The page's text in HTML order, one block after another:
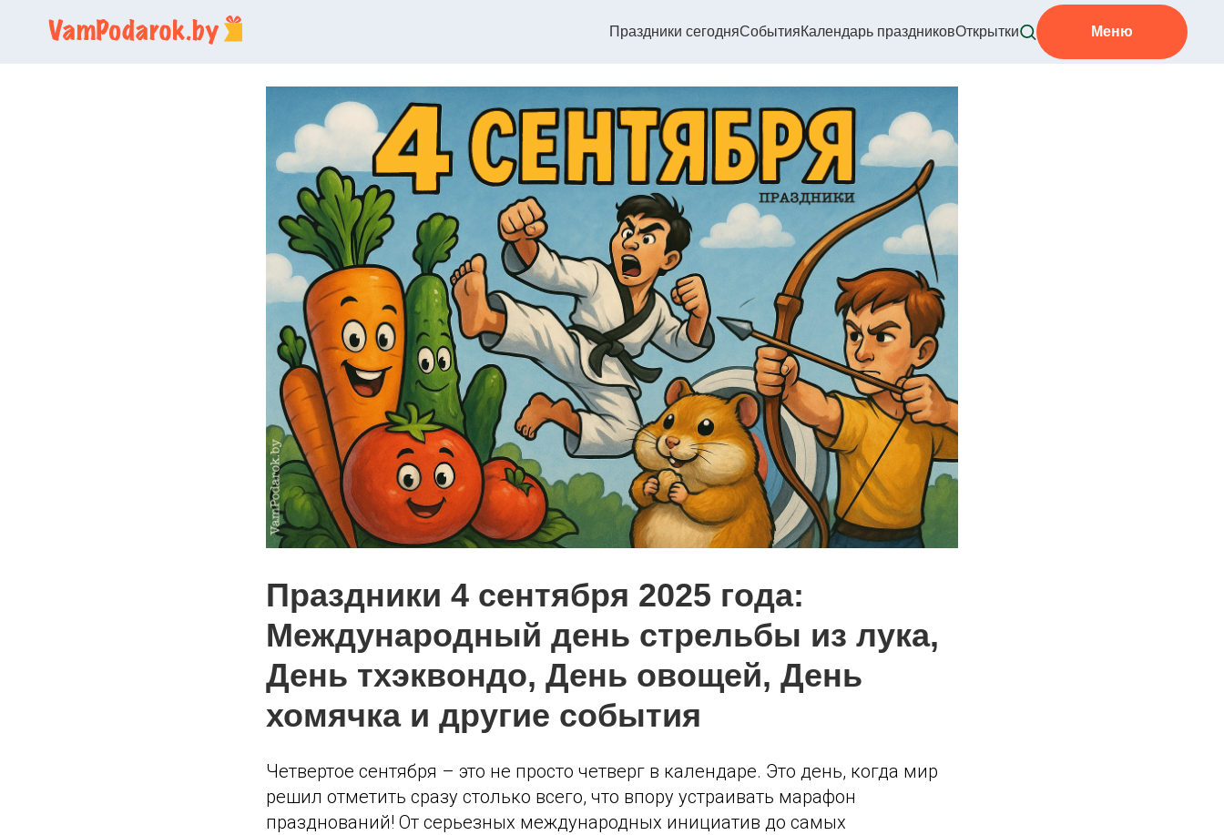
Праздники сегодняСобытияКалендарь праздниковОткрытки Меню
Праздники 4 сентября 2025 года:
Международный день стрельбы из лука,
День тхэквондо, День овощей, День
хомячка и другие события
Четвертое сентября – это не просто четверг в календаре. Это день, когда мир
решил отметить сразу столько всего, что впору устраивать марафон
празднований! От серьезных международных инициатив до самых